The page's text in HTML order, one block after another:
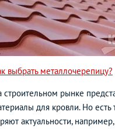
выбрать металлочерепицу?
строительном рынке
для кровли. Но есть
актуальности,